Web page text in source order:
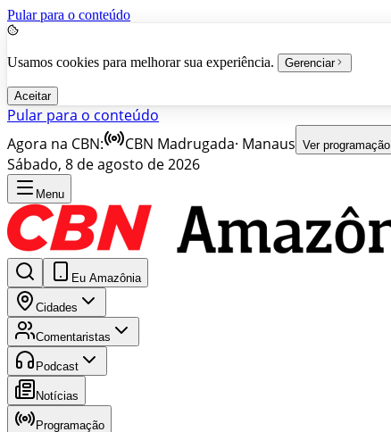
Pular para o conteúdo
Usamos cookies para melhorar sua experiência. Gerenciar
Aceitar
Pular para o conteúdo
Agora na CBN:
CBN Madrugada· Manaus Ver programação
Sábado, 8 de agosto de 2026
Menu
Eu Amazônia
Cidades
Comentaristas
Podcast
Notícias
Programação